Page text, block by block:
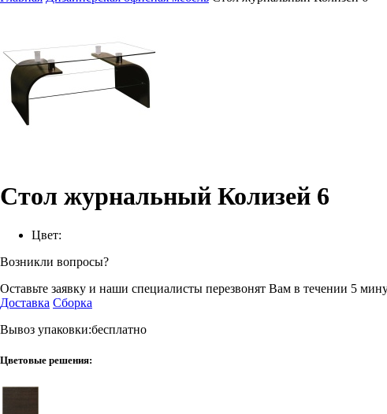
Стол журнальный Колизей 6
Цвет:
Возникли вопросы?
Оставьте заявку и наши специалисты перезвонят Вам в течении 5
Доставка Сборка
Вывоз упаковки:бесплатно
Цветовые решения: